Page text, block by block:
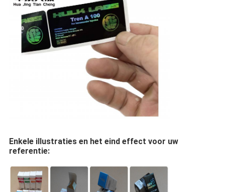
Enkele illustraties en het eind effect voor uw
referentie: